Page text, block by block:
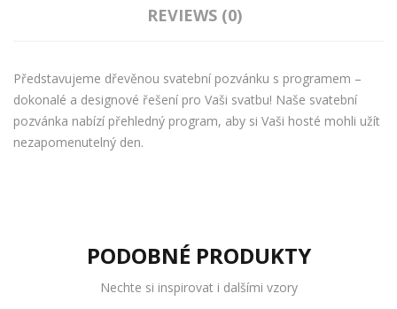
REVIEWS (0)
Představujeme dřevěnou svatební pozvánku s programem –
dokonalé a designové řešení pro Vaši svatbu! Naše svatební
pozvánka nabízí přehledný program, aby si Vaši hosté mohli užít
nezapomenutelný den.
PODOBNÉ PRODUKTY
Nechte si inspirovat i dalšími vzory